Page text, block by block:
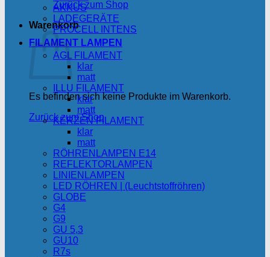
Zurück zum Shop
Warenkorb
Es befinden sich keine Produkte im Warenkorb.
Zurück zum Shop
AKKUS
LADEGERÄTE
PROCELL INTENS
FILAMENT LAMPEN
AGL FILAMENT
klar
matt
ILLU FILAMENT
klar
matt
KERZEN FILAMENT
klar
matt
RÖHRENLAMPEN E14
REFLEKTORLAMPEN
LINIENLAMPEN
LED RÖHREN | (Leuchtstoffröhren)
GLOBE
G4
G9
GU 5,3
GU10
R7s